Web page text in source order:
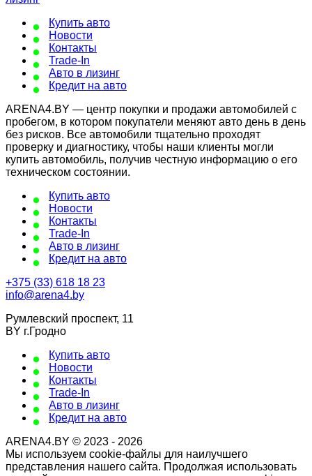
Купить авто
Новости
Контакты
Trade-In
Авто в лизинг
Кредит на авто
ARENA4.BY — центр покупки и продажи автомобилей с
пробегом, в котором покупатели меняют авто день в день
без рисков. Все автомобили тщательно проходят
проверку и диагностику, чтобы наши клиенты могли
купить автомобиль, получив честную информацию о его
техническом состоянии.
Купить авто
Новости
Контакты
Trade-In
Авто в лизинг
Кредит на авто
+375 (33) 618 18 23
info@arena4.by
Румлевский проспект, 11
BY г.Гродно
Купить авто
Новости
Контакты
Trade-In
Авто в лизинг
Кредит на авто
ARENA4.BY © 2023 - 2026
Мы используем cookie-файлы для наилучшего
представления нашего сайта. Продолжая использовать